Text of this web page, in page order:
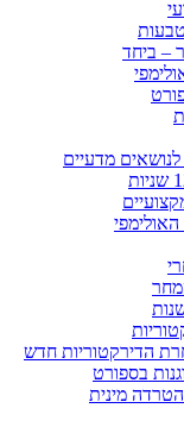
– ביחד
מדעיים
הדירקטוריות חדש
בספורט
מינית